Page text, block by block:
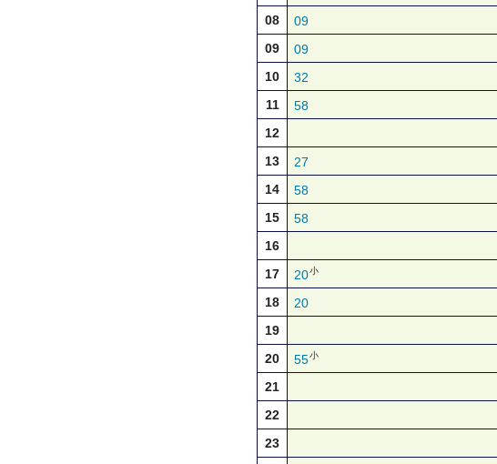
08 09
09
09
10 32
11
58
12
13
27
14
58
15 58
16
17
20小
18
20
19
20
55小
21
22
23